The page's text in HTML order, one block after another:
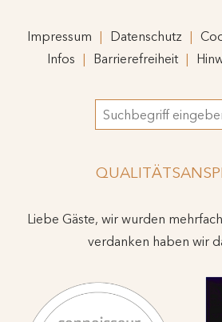
Impressum Datenschutz
Infos
Barrierefreiheit
Suchbegriff
Liebe Gäste, wir wurden
verdanken haben wir